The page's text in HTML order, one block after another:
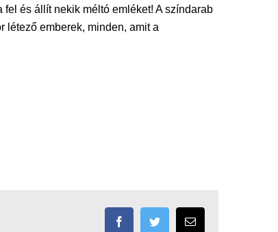
és állít nekik méltó emléket! A színdarab
létező emberek, minden, amit a
FacebookTwitter Email: